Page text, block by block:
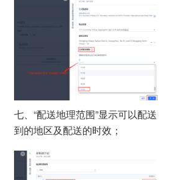
七、“配送地理范围”显示可以配送
到的地区及配送的时效；